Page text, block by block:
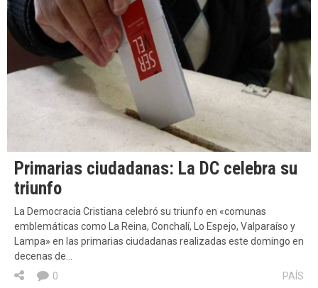
Primarias ciudadanas: La DC celebra su
triunfo
La Democracia Cristiana celebró su triunfo en «comunas
emblemáticas como La Reina, Conchalí, Lo Espejo, Valparaíso y
Lampa» en las primarias ciudadanas realizadas este domingo en
decenas de…
PAÍS
0